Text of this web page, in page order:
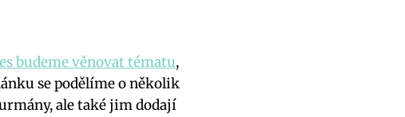
budeme věnovat tématu,
se podělíme o několik
ale také jim dodají